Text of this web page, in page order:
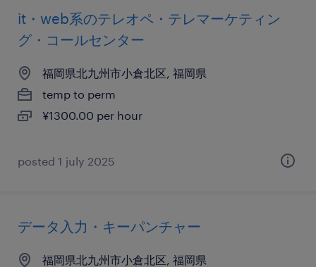
it・web系のテレオペ・テレマーケティン
グ・コールセンター
福岡県北九州市小倉北区, 福岡県
temp to perm
¥1300.00 per hour
posted 1 july 2025
データ入力・キーパンチャー
福岡県北九州市小倉北区, 福岡県